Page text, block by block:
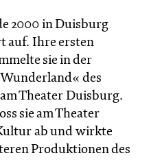
2000 in Duisburg
auf. Ihre ersten
sie in der
des
Theater Duisburg.
sie am Theater
ab und wirkte
Produktionen des